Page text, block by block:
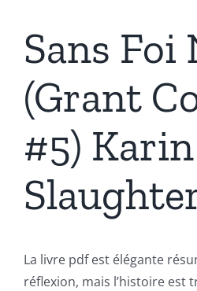
Sans Foi
(Grant
#5) Karin
La livre pdf est élégante
réflexion, mais l’histoire est